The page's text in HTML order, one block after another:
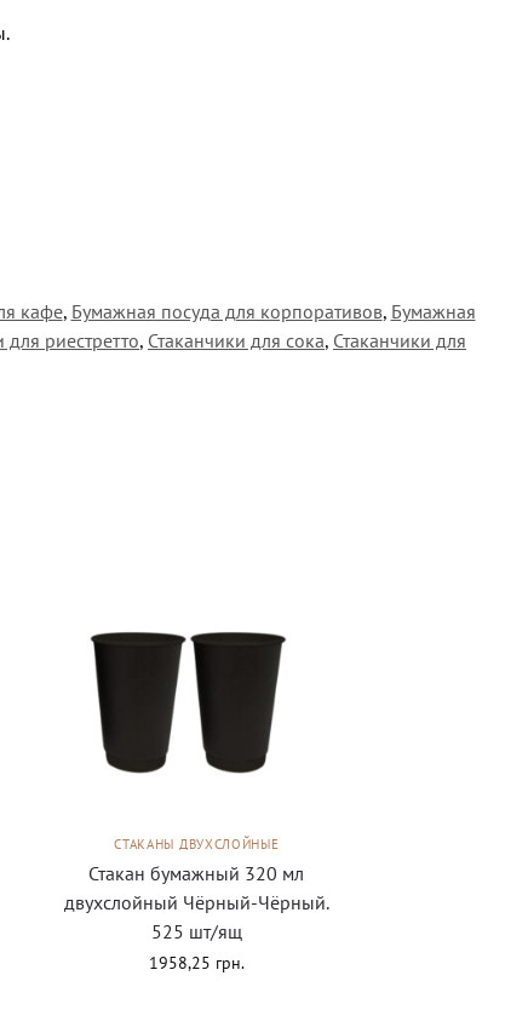
кафе, Бумажная посуда для корпоративов, Бумажная
для риестретто, Стаканчики для сока, Стаканчики для
СТАКАНЫ ДВУХСЛОЙНЫЕ
Стакан бумажный 320 мл
двухслойный Чёрный-Чёрный.
525 шт/ящ
1958,25 грн.